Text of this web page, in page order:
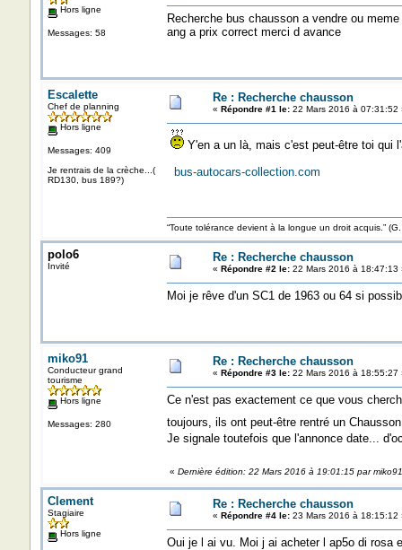
Hors ligne
Messages: 58
Recherche bus chausson a vendre ou
ang a prix correct merci d avance
Escalette
Chef de planning
Hors ligne
Messages: 409
Je rentrais de la crèche...(
RD130, bus 189?)
Re : Recherche chausson
« Répondre #1 le:22 Mars 2016 à 07:31:52
Y'en a un là, mais c'est peut-être toi qui
bus-autocars-collection.com
“Toute tolérance devient à la longue un droit acquis.”
polo6
Invité
Re : Recherche chausson
« Répondre #2 le:22 Mars 2016 à 18:47:13
Moi je rêve d'un SC1 de 1963 ou 64 si
miko91
Conducteur grand
tourisme
Hors ligne
Messages: 280
Re : Recherche chausson
« Répondre #3 le:22 Mars 2016 à 18:55:27
Ce n'est pas exactement ce que vous
toujours, ils ont peut-être rentré un
Je signale toutefois que l'annonce date...
« Dernière édition: 22 Mars 2016 à 19:01:15 par miko91
Clement
Stagiaire
Hors ligne
Re : Recherche chausson
« Répondre #4 le:23 Mars 2016 à 18:15:12
Oui je l ai vu. Moi j ai acheter l ap5o di rosa